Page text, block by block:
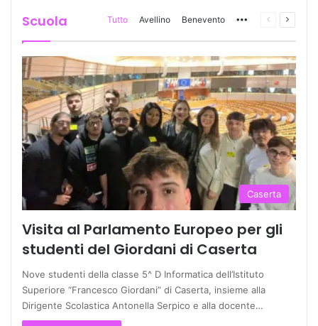
Scuola Tutto Avellino Benevento More Pagina
Caserta
Visita al Parlamento Europeo per gli
studenti del Giordani di Caserta
Nove studenti della classe 5^ D Informatica dell’Istituto
Superiore “Francesco Giordani” di Caserta, insieme alla
Dirigente Scolastica Antonella Serpico e alla docente…